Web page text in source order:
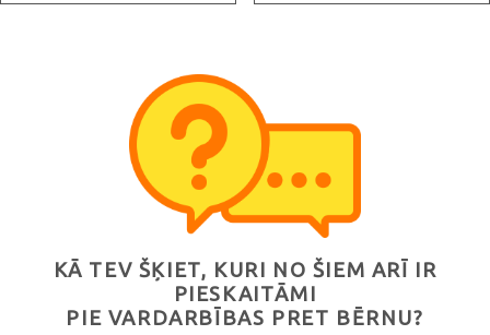
KĀ TEV ŠĶIET, KURI NO ŠIEM ARĪ IR
PIESKAITĀMI
PIE VARDARBĪBAS PRET BĒRNU?